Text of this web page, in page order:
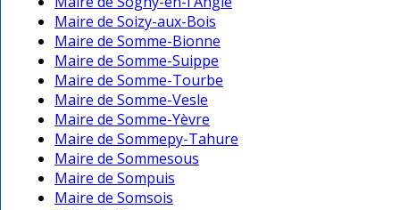
Maire de Soizy-aux-Bois
Maire de Somme-Bionne
Maire de Somme-Suippe
Maire de Somme-Tourbe
Maire de Somme-Vesle
Maire de Somme-Yèvre
Maire de Sommepy-Tahure
Maire de Sommesous
Maire de Sompuis
Maire de Somsois